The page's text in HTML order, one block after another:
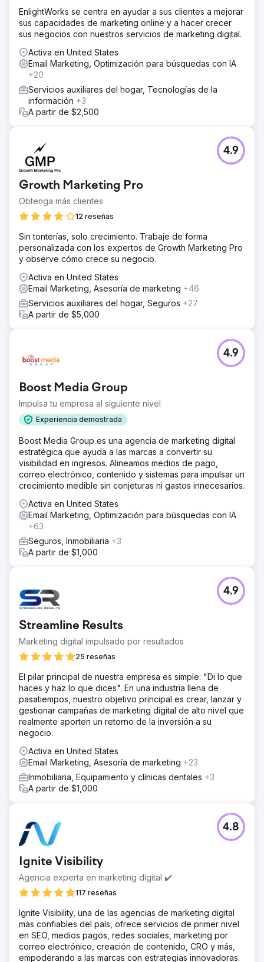
La solución
Lead Magnet: Creé un lead magnet convincente.
Campañas de goteo: implementamos campañas de goteo
específicas para atraer y retener clientes. Sitio web CRO:
desarrolló un sitio web centrado en el usuario. Desarrollo
de software personalizado: Desarrollé software
personalizado de misión crítica para agilizar y mejorar las
operaciones.
El resultado
- Logré un crecimiento sustancial de los ingresos,
millones entre 2022 y 2024. - Operaciones de ventas
optimizadas y escalabilidad mejorada con software
personalizado, lo que permite la utilización eficiente de
recursos y la toma de decisiones estratégicas. -Visibilidad
y tráfico en línea mejorados.
EnlightWorks se centra en ayudar a sus clientes a mejorar
sus capacidades de marketing online y a hacer crecer
sus negocios con nuestros servicios de marketing digital.
Activa en United States
Email Marketing, Optimización para búsquedas con IA
+20
Servicios auxiliares del hogar, Tecnologías de la
información +3
A partir de $2,500
Growth Marketing Pro
Obtenga más clientes
12 reseñas
4.9
Sin tonterías, solo crecimiento. Trabaje de forma
personalizada con los expertos de Growth Marketing Pro
y observe cómo crece su negocio.
Activa en United States
Email Marketing, Asesoría de marketing +46
Servicios auxiliares del hogar, Seguros +27
A partir de $5,000
Boost Media Group
Impulsa tu empresa al siguiente nivel
Experiencia demostrada
4.9
Boost Media Group es una agencia de marketing digital
estratégica que ayuda a las marcas a convertir su
visibilidad en ingresos. Alineamos medios de pago,
correo electrónico, contenido y sistemas para impulsar un
crecimiento medible sin conjeturas ni gastos innecesarios.
Activa en United States
Email Marketing, Optimización para búsquedas con IA
+63
Seguros, Inmobiliaria +3
A partir de $1,000
Streamline Results
Marketing digital impulsado por resultados
25 reseñas
4.9
El pilar principal de nuestra empresa es simple: "Di lo que
haces y haz lo que dices". En una industria llena de
pasatiempos, nuestro objetivo principal es crear, lanzar y
gestionar campañas de marketing digital de alto nivel que
realmente aporten un retorno de la inversión a su
negocio.
Activa en United States
Email Marketing, Asesoría de marketing +23
Inmobiliaria, Equipamiento y clínicas dentales +3
A partir de $1,000
Ignite Visibility
Agencia experta en marketing digital ✔️
117 reseñas
4.8
Ignite Visibility, una de las agencias de marketing digital
más confiables del país, ofrece servicios de primer nivel
en SEO, medios pagos, redes sociales, marketing por
correo electrónico, creación de contenido, CRO y más,
empoderando a las marcas con estrategias innovadoras.